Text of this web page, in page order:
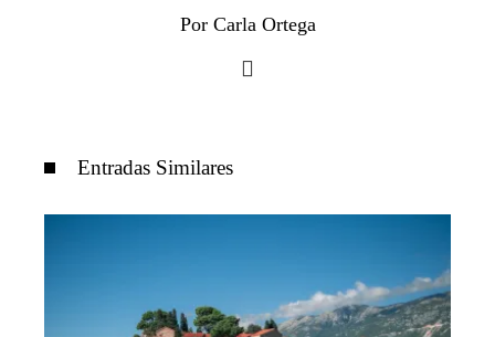
Por Carla Ortega
Entradas Similares